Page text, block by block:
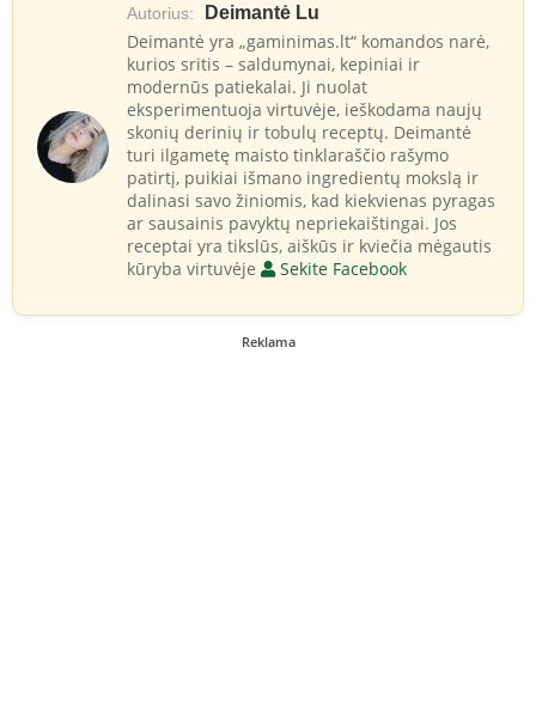
Autorius: Deimantė Lu
Deimantė yra „gaminimas.lt“ komandos narė,
kurios sritis – saldumynai, kepiniai ir
modernūs patiekalai. Ji nuolat
eksperimentuoja virtuvėje, ieškodama naujų
skonių derinių ir tobulų receptų. Deimantė
turi ilgametę maisto tinklaraščio rašymo
patirtį, puikiai išmano ingredientų mokslą ir
dalinasi savo žiniomis, kad kiekvienas pyragas
ar sausainis pavyktų nepriekaištingai. Jos
receptai yra tikslūs, aiškūs ir kviečia mėgautis
kūryba virtuvėje
Sekite Facebook
Reklama